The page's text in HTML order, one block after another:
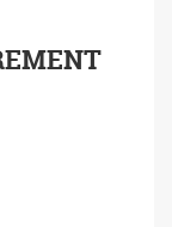
vie